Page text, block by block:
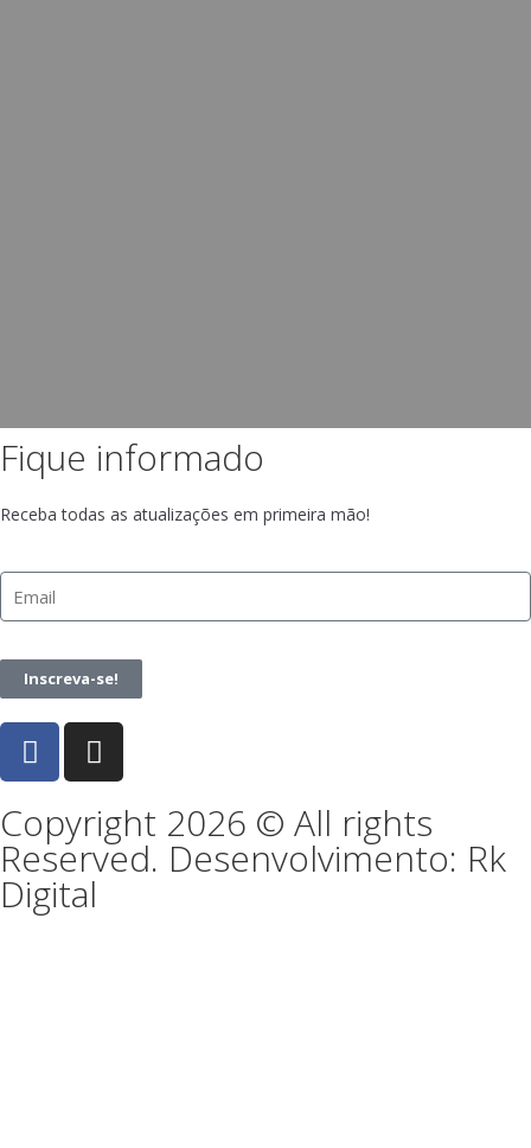
Fique informado
Receba todas as atualizações em primeira mão!
Inscreva-se!
Copyright 2026 © All rights
Reserved. Desenvolvimento: Rk
Digital